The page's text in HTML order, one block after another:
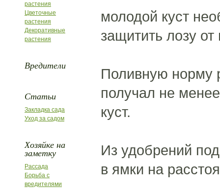
растения
Цветочные
растения
Декоративные
растения
Вредители
Статьи
Закладка сада
Уход за садом
Хозяйке на
заметку
Рассада
Борьба с
вредителями
молодой куст
защитить лозу
Поливную норму
получал не
куст.
Из удобрений
в ямки на